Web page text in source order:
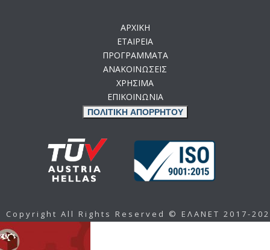
ΑΡΧΙΚΗ
ΕΤΑΙΡΕΙΑ
ΠΡΟΓΡΑΜΜΑΤΑ
ΑΝΑΚΟΙΝΩΣΕΙΣ
ΧΡΗΣΙΜΑ
ΕΠΙΚΟΙΝΩΝΙΑ
ΠΟΛΙΤΙΚΗ ΑΠΟΡΡΗΤΟΥ
Copyright All Rights Reserved © ΕΛΑΝΕΤ 2017-